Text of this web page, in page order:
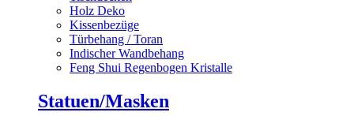
Holz Deko
Kissenbezüge
Türbehang / Toran
Indischer Wandbehang
Feng Shui Regenbogen Kristalle
Statuen/Masken